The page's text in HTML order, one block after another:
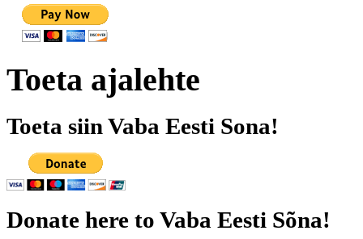
Toeta ajalehte
Toeta siin Vaba Eesti Sona!
Donate here to Vaba Eesti Sõna!